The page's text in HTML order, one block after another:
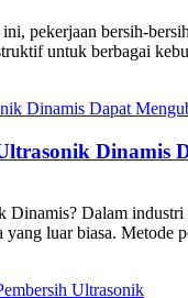
pekerjaan bersih-
untuk berbagai
Dinamis
Dalam
luar biasa. Metode